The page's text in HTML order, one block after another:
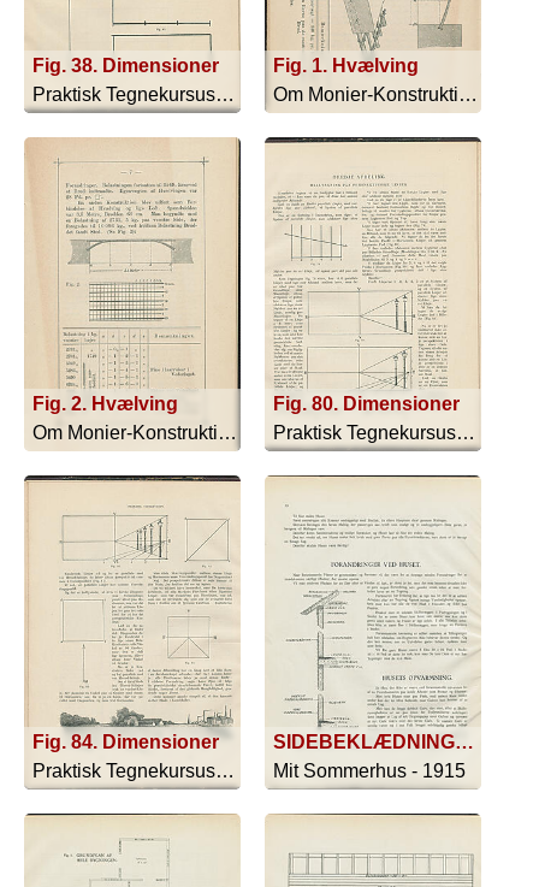
Fig. 38. Dimensioner
Praktisk Tegnekursus - 1897
Fig. 1. Hvælving
Om Monier-Konstruktioner - 1892
Fig. 2. Hvælving
Om Monier-Konstruktioner - 1892
Fig. 80. Dimensioner
Praktisk Tegnekursus - 1897
Fig. 84. Dimensioner
Praktisk Tegnekursus - 1897
SIDEBEKLÆDNING. GIBSPLADER. LÆGTE 2x4. GULV. GULVBJÆLKE. DOBBELT LÆGTE 2x4.; INDERSTE SIDEBEKLÆDNING. REJSVÆRK. YDRE SIDEBEKLÆDNING. LÆGTE 2x4. GULV. GULVBJÆLKE,
Mit Sommerhus - 1915